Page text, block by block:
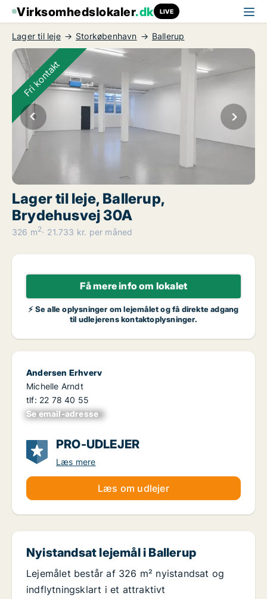
Virksomhedslokaler.dk LIVE
Lager til leje Storkøbenhavn Ballerup
Fri kontakt
Lager til leje, Ballerup,
Brydehusvej 30A
326 m2 21.733 kr. per måned
Få mere info om lokalet
⚡ Se alle oplysninger om lejemålet og få direkte adgang
til udlejerens kontaktoplysninger.
Andersen Erhverv
Michelle Arndt
tlf: 22 78 40 55
Se email-adresse
xxxxxxxxxxxxxxxx
PRO-UDLEJER
Læs mere
Læs om udlejer
Nyistandsat lejemål i Ballerup
Lejemålet består af 326 m² nyistandsat og
indflytningsklart i et attraktivt